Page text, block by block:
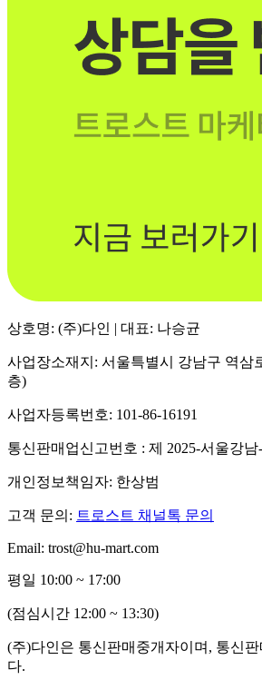
상호명: (주)다인 | 대표: 나승균
사업장소재지: 서울특별시 강남구 역삼
층)
사업자등록번호: 101-86-16191
통신판매업신고번호 : 제 2025-서울강남
개인정보책임자: 한상범
고객 문의: 트로스트 채널톡 문의
Email: trost@hu-mart.com
평일 10:00 ~ 17:00
(점심시간 12:00 ~ 13:30)
(주)다인은 통신판매중개자이며, 통신
다.